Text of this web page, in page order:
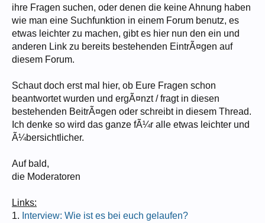
ihre Fragen suchen, oder denen die keine Ahnung haben
wie man eine Suchfunktion in einem Forum benutz, es
etwas leichter zu machen, gibt es hier nun den ein und
anderen Link zu bereits bestehenden EintrÃ¤gen auf
diesem Forum.
Schaut doch erst mal hier, ob Eure Fragen schon
beantwortet wurden und ergÃ¤nzt / fragt in diesen
bestehenden BeitrÃ¤gen oder schreibt in diesem Thread.
Ich denke so wird das ganze fÃ¼r alle etwas leichter und
Ã¼bersichtlicher.
Auf bald,
die Moderatoren
Links:
1. Interview: Wie ist es bei euch gelaufen?